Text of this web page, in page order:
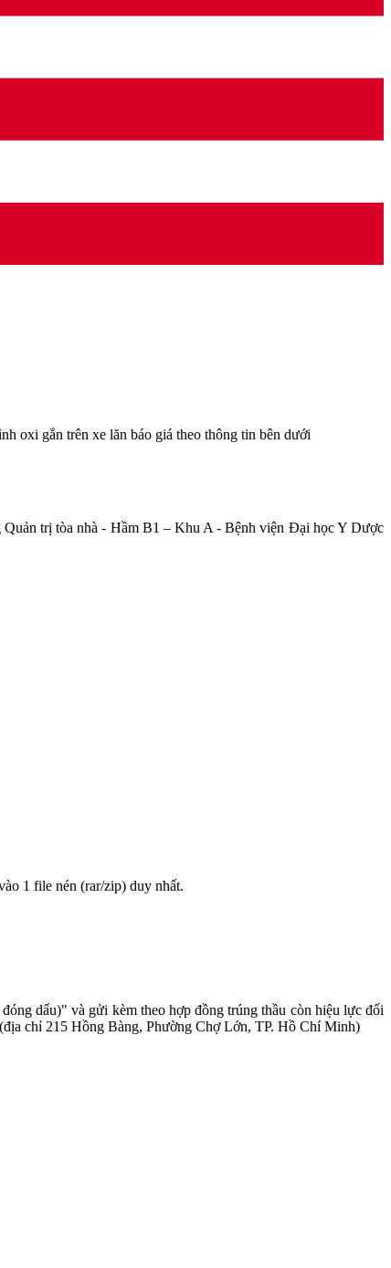
oxi gắn trên xe lăn báo giá theo thông tin bên dưới
Quản trị tòa nhà - Hầm B1 – Khu A - Bệnh viện Đại học Y Dược
1 file nén (rar/zip) duy nhất.
dấu)" và gửi kèm theo hợp đồng trúng thầu còn hiệu lực đối
chỉ 215 Hồng Bàng, Phường Chợ Lớn, TP. Hồ Chí Minh)